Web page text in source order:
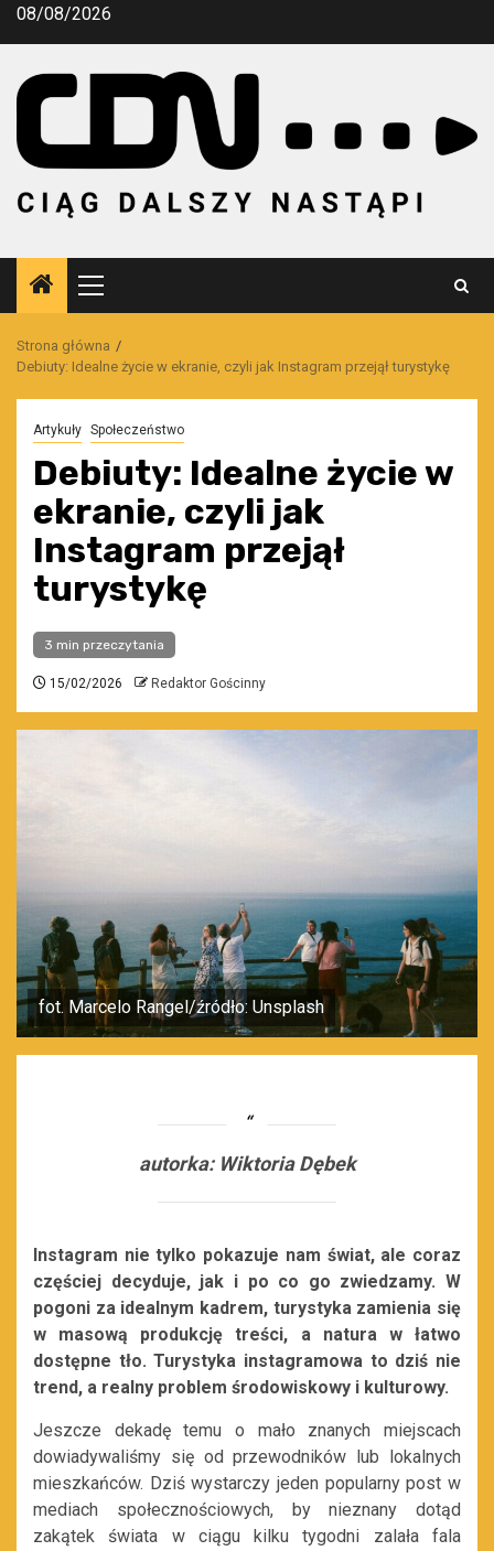
Przejdź
08/08/2026
Menu
główne
Strona główna
Debiuty: Idealne życie w ekranie, czyli jak Instagram przejął turystykę
Artykuły Społeczeństwo
Debiuty: Idealne życie w
ekranie, czyli jak
Instagram przejął
turystykę
3 min przeczytania
15/02/2026 Redaktor Gościnny
fot. Marcelo Rangel/źródło: Unsplash
autorka: Wiktoria Dębek
Instagram nie tylko pokazuje nam świat, ale coraz
częściej decyduje, jak i po co go zwiedzamy. W
pogoni za idealnym kadrem, turystyka zamienia się
w masową produkcję treści, a natura w łatwo
dostępne tło. Turystyka instagramowa to dziś nie
trend, a realny problem środowiskowy i kulturowy.
Jeszcze dekadę temu o mało znanych miejscach
dowiadywaliśmy się od przewodników lub lokalnych
mieszkańców. Dziś wystarczy jeden popularny post w
mediach społecznościowych, by nieznany dotąd
zakątek świata w ciągu kilku tygodni zalała fala